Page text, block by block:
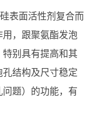
表面活性剂复合而
，跟聚氨酯发泡
别具有提高和其
结构及尺寸稳定
题）的功能，有